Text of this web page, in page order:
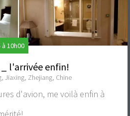
10h00
_ l'arrivée enfin!
Jiaxing, Zhejiang, Chine
d'avion, me voilà enfin à